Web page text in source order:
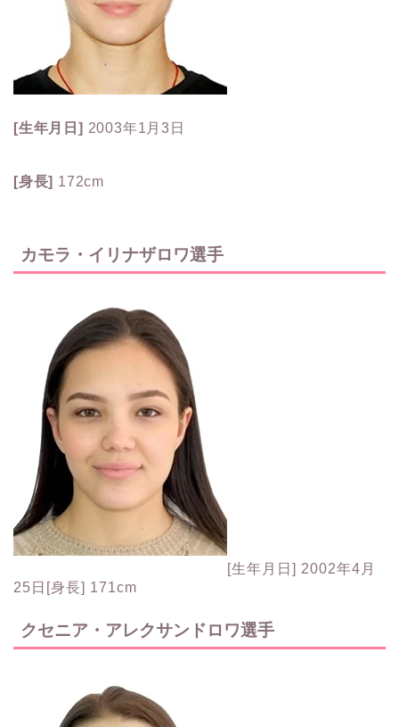
[生年月日] 2003年1月3日
[身長] 172cm
カモラ・イリナザロワ選手
[生年月日] 2002年4月
25日[身長] 171cm
クセニア・アレクサンドロワ選手